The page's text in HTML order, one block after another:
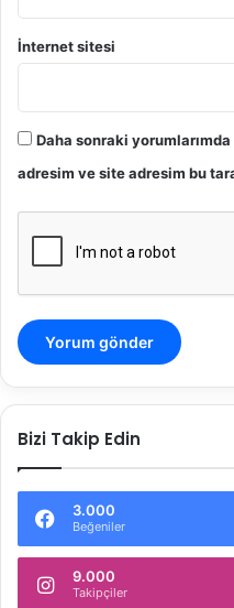
İnternet sitesi
Daha sonraki
adresim ve site adresim bu
Bizi Takip Edin
3.000
Beğeniler
9.000
Takipçiler